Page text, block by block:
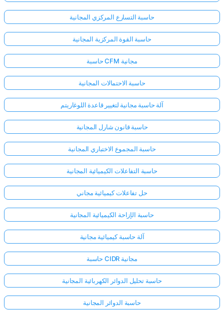
حاسبة التسارع المركزي المجانية
حاسبة القوة المركزية المجانية
حاسبة CFM مجانية
حاسبة الاحتمالات المجانية
آلة حاسبة مجانية لتغيير قاعدة اللوغاريتم
حاسبة قانون شارل المجانية
حاسبة المجموع الاختباري المجانية
حاسبة التفاعلات الكيميائية المجانية
حل تفاعلات كيميائية مجاني
حاسبة الإزاحة الكيميائية المجانية
آلة حاسبة كيميائية مجانية
حاسبة CIDR مجانية
حاسبة تحليل الدوائر الكهربائية المجانية
حاسبة الدوائر المجانية